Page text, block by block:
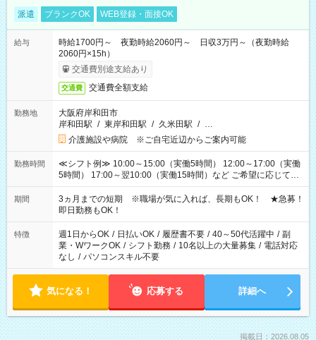
派遣 ブランクOK WEB登録・面接OK
給与
時給1700円～ 夜勤時給2060円～ 日収3万円～（夜勤時給
2060円×15h）
交通費別途支給あり
交通費 交通費全額支給
勤務地
大阪府岸和田市
岸和田駅 / 東岸和田駅 / 久米田駅 / …
介護施設や病院 ※ご自宅近辺からご案内可能
勤務時間
≪シフト例≫ 10:00～15:00（実働5時間） 12:00～17:00（実働
5時間） 17:00～翌10:00（実働15時間）など ご希望に応じて、
働く時間は調整できます！ お気軽に担当へ相談ください！
期間
3ヵ月までの短期 ※職場が気に入れば、長期もOK！ ★急募！
即日勤務もOK！
特徴 週1日からOK / 日払いOK / 履歴書不要 / 40～50代活躍中 / 副
業・WワークOK / シフト勤務 / 10名以上の大量募集 / 電話対応
なし / パソコンスキル不要
気になる！ 応募する 詳細へ
掲載日：2026.08.05